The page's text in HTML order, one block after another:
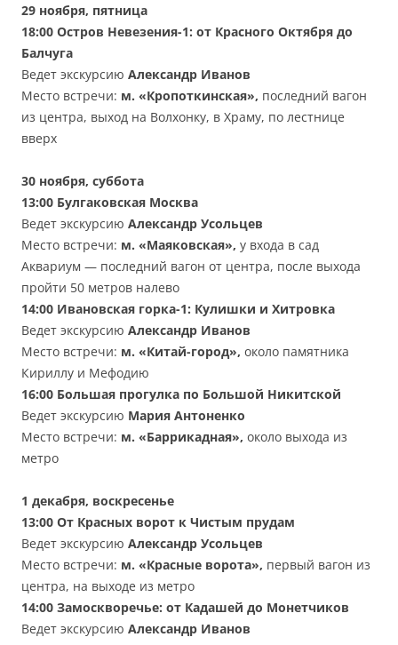
29 ноября, пятница
18:00 Остров Невезения-1: от Красного Октября до
Балчуга
Ведет экскурсию Александр Иванов
Место встречи: м. «Кропоткинская», последний вагон
из центра, выход на Волхонку, в Храму, по лестнице
вверх
30 ноября, суббота
13:00 Булгаковская Москва
Ведет экскурсию Александр Усольцев
Место встречи: м. «Маяковская», у входа в сад
Аквариум — последний вагон от центра, после выхода
пройти 50 метров налево
14:00 Ивановская горка-1: Кулишки и Хитровка
Ведет экскурсию Александр Иванов
Место встречи: м. «Китай-город», около памятника
Кириллу и Мефодию
16:00 Большая прогулка по Большой Никитской
Ведет экскурсию Мария Антоненко
Место встречи: м. «Баррикадная», около выхода из
метро
1 декабря, воскресенье
13:00 От Красных ворот к Чистым прудам
Ведет экскурсию Александр Усольцев
Место встречи: м. «Красные ворота», первый вагон из
центра, на выходе из метро
14:00 Замоскворечье: от Кадашей до Монетчиков
Ведет экскурсию Александр Иванов